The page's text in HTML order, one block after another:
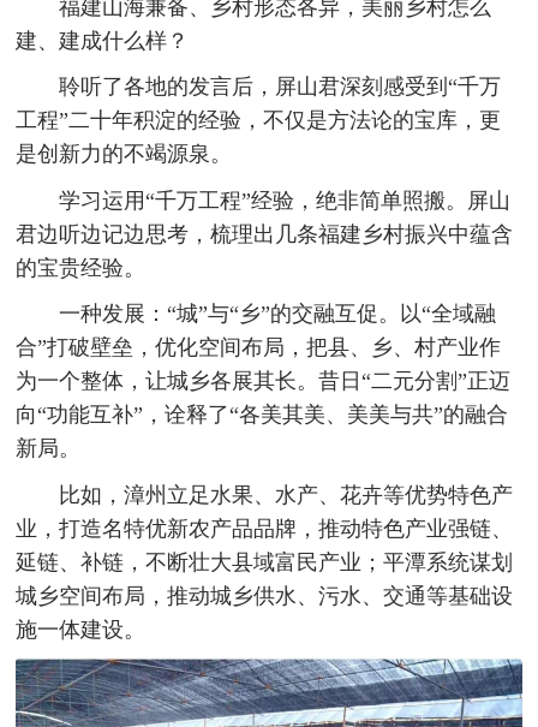
福建山海兼备、乡村形态各异，美丽乡村怎么
建、建成什么样？
聆听了各地的发言后，屏山君深刻感受到“千万
工程”二十年积淀的经验，不仅是方法论的宝库，更
是创新力的不竭源泉。
学习运用“千万工程”经验，绝非简单照搬。屏山
君边听边记边思考，梳理出几条福建乡村振兴中蕴含
的宝贵经验。
一种发展：“城”与“乡”的交融互促。以“全域融
合”打破壁垒，优化空间布局，把县、乡、村产业作
为一个整体，让城乡各展其长。昔日“二元分割”正迈
向“功能互补”，诠释了“各美其美、美美与共”的融合
新局。
比如，漳州立足水果、水产、花卉等优势特色产
业，打造名特优新农产品品牌，推动特色产业强链、
延链、补链，不断壮大县域富民产业；平潭系统谋划
城乡空间布局，推动城乡供水、污水、交通等基础设
施一体建设。